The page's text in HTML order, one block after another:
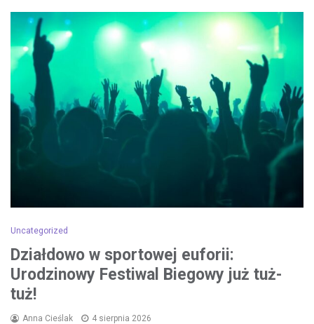
Uncategorized
Działdowo w sportowej euforii:
Urodzinowy Festiwal Biegowy już tuż-
tuż!
Anna Cieślak 4 sierpnia 2026